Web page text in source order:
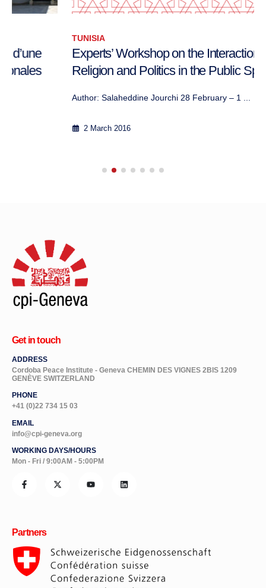
Experts’ Workshop on the Interaction of
Religion and Politics in the Public Sphere
Author: Salaheddine Jourchi 28 February – 1 ...
Cordoba Peace Institute - Geneva CHEMIN DES VIGNES 2BIS 1209
GENÈVE SWITZERLAND
PHONE
+41 (0)22 734 15 03
EMAIL
info@cpi-geneva.org
WORKING DAYS/HOURS
Mon - Fri / 9:00AM - 5:00PM